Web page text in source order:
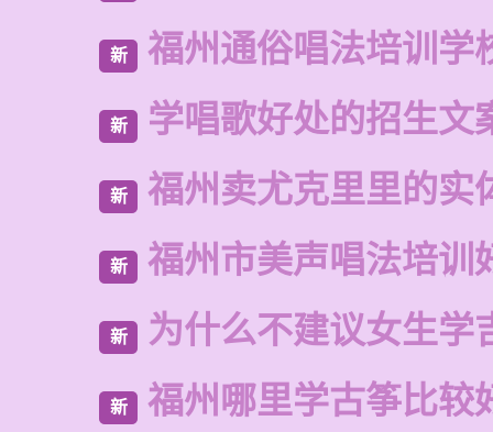
新 福州通俗唱法培训学
新 学唱歌好处的招生文
新 福州卖尤克里里的实
新 福州市美声唱法培训
新 为什么不建议女生学
新 福州哪里学古筝比较